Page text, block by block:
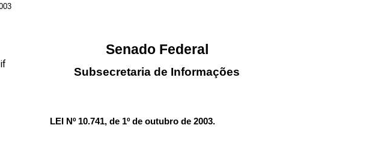
Senado Federal
Subsecretaria de Informações
LEI Nº 10.741, de 1º de outubro de 2003.